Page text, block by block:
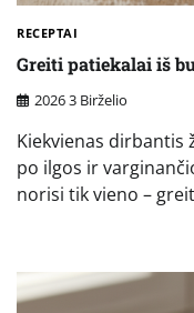
RECEPTAI
Greiti patiekalai iš
2026 3 Birželio
Kiekvienas dirbantis
po ilgos ir
norisi tik vieno –